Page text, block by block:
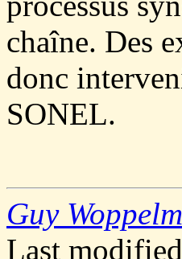
chaîne. Des
donc
SONEL.
Guy
Last